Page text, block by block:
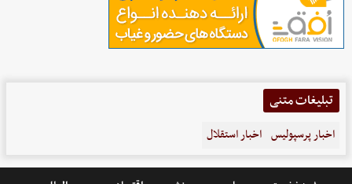
تبلیغات متنی
اخبار پرسپولیس اخبار استقلال